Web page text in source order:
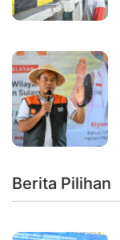
Berita Pilihan